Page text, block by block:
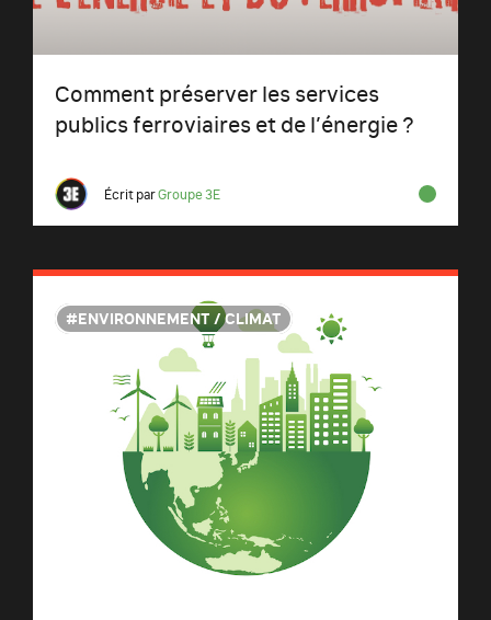
Comment préserver les services
publics ferroviaires et de l’énergie ?
Écrit parGroupe 3E
ENVIRONNEMENT / CLIMAT